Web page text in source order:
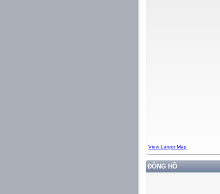
View Larger Map
ĐỒNG HỒ